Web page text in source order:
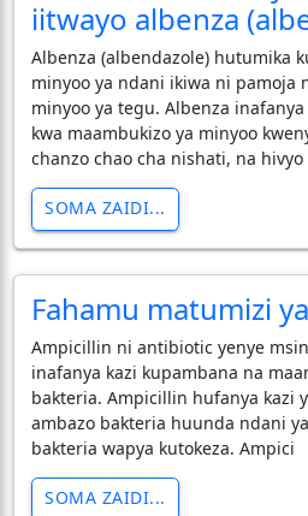
iitwayo albenza
Albenza (albendazole) hutumika
minyoo ya ndani ikiwa ni pamoja
minyoo ya tegu. Albenza
kwa maambukizo ya minyoo
chanzo chao cha nishati, na
SOMA ZAIDI...
Fahamu matumizi
Ampicillin ni antibiotic yenye
inafanya kazi kupambana na
bakteria. Ampicillin hufanya kazi
ambazo bakteria huunda ndani
bakteria wapya kutokeza. Ampici
SOMA ZAIDI...